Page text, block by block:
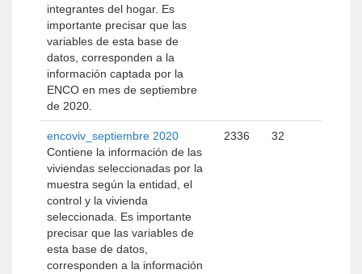
integrantes del hogar. Es
importante precisar que las
variables de esta base de
datos, corresponden a la
información captada por la
ENCO en mes de septiembre
de 2020.
encoviv_septiembre 2020
Contiene la información de las
viviendas seleccionadas por la
muestra según la entidad, el
control y la vivienda
seleccionada. Es importante
precisar que las variables de
esta base de datos,
corresponden a la información
2336 32